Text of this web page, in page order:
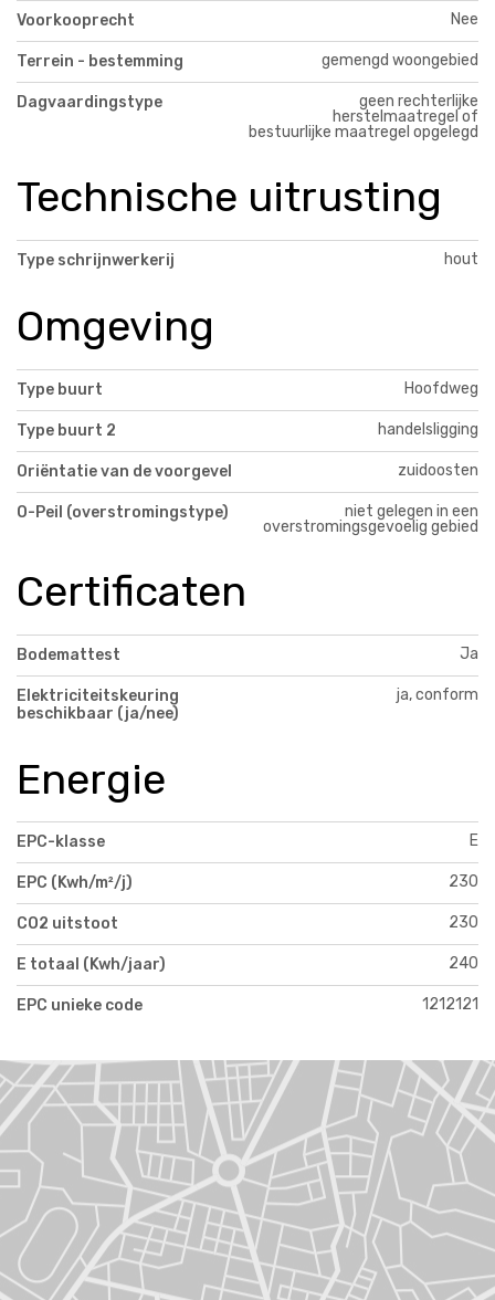
Voorkooprecht Nee
Terrein - bestemming gemengd woongebied
Dagvaardingstype
geen rechterlijke
herstelmaatregel of
bestuurlijke maatregel opgelegd
Technische uitrusting
Type schrijnwerkerij hout
Omgeving
Type buurt Hoofdweg
Type buurt 2 handelsligging
Oriëntatie van de voorgevel zuidoosten
O-Peil (overstromingstype)
niet gelegen in een
overstromingsgevoelig gebied
Certificaten
Bodemattest Ja
Elektriciteitskeuring
beschikbaar (ja/nee)
ja, conform
Energie
EPC-klasse E
EPC (Kwh/m²/j) 230
CO2 uitstoot 230
E totaal (Kwh/jaar) 240
EPC unieke code 1212121